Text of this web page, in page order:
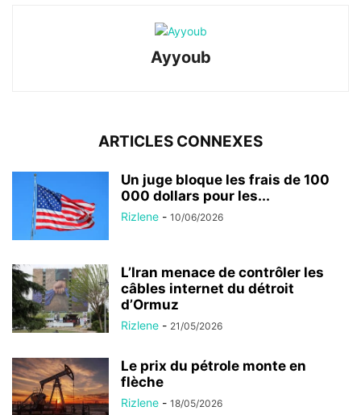
Ayyoub
ARTICLES CONNEXES
Un juge bloque les frais de 100
000 dollars pour les...
Rizlene - 10/06/2026
L’Iran menace de contrôler les
câbles internet du détroit
d’Ormuz
Rizlene - 21/05/2026
Le prix du pétrole monte en
flèche
Rizlene - 18/05/2026